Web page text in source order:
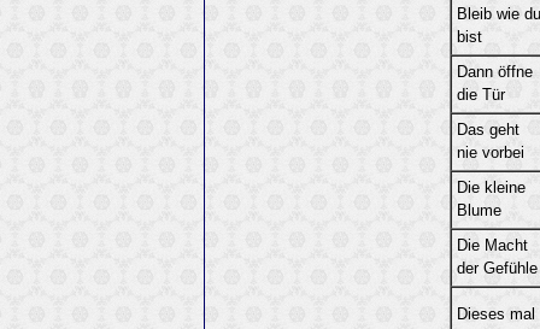
Bleib wie du
bist
Dann öffne
die Tür
Das geht
nie vorbei
Die kleine
Blume
Die Macht
der Gefühle
Dieses mal